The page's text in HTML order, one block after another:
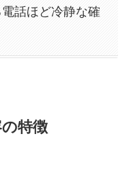
話ほど冷静な確
特徴